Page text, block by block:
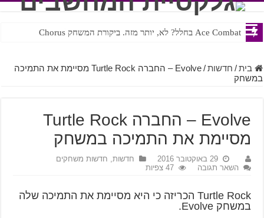
Ace Combat בחלל? לא, יותר מזה. ביקורת המשחק Chorus
Steven Universe והשירים שתורגמו בצורה נוראית לעברית
בית / חדשות /
Evolve – החברה Turtle Rock מסיימת את התמיכה
במשחק
Evolve – החברה Turtle Rock
מסיימת את התמיכה במשחק
29 באוקטובר 2016 חדשות, חדשות משחקים
השאר תגובה
47 צפיות
Turtle Rock הכריזה כי היא מסיימת את התמיכה שלה
במשחק Evolve.